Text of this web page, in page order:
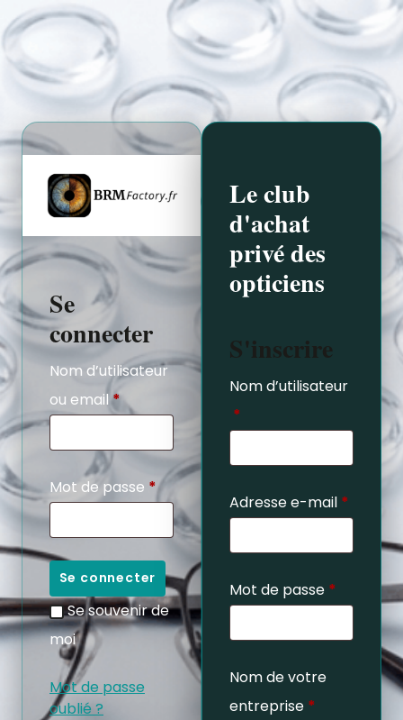
Se
connecter
Nom d’utilisateur
ou email*
Mot de passe *
Se connecter
Se souvenir de
moi
Mot de passe
oublié ?
Le club
d'achat
privé des
opticiens
S'inscrire
Nom d’utilisateur
*
Adresse e-mail *
Mot de passe *
Nom de votre
entreprise *